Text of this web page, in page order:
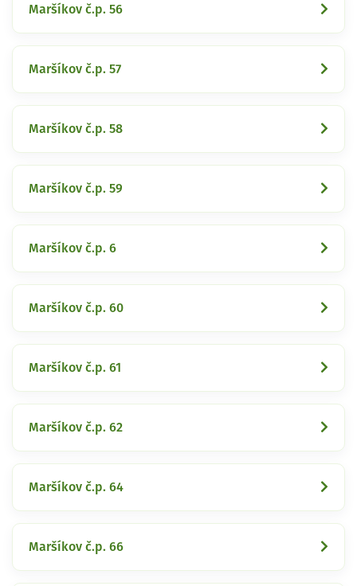
Maršíkov č.p. 56
Maršíkov č.p. 57
Maršíkov č.p. 58
Maršíkov č.p. 59
Maršíkov č.p. 6
Maršíkov č.p. 60
Maršíkov č.p. 61
Maršíkov č.p. 62
Maršíkov č.p. 64
Maršíkov č.p. 66